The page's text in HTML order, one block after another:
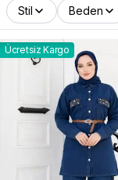
Stil Beden
Ücretsiz Kargo